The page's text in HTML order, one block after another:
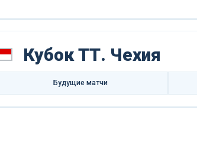
Кубок ТТ. Чехия
Будущие матчи